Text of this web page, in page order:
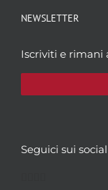
NEWSLETTER
Iscriviti e rimani
Seguici sui social